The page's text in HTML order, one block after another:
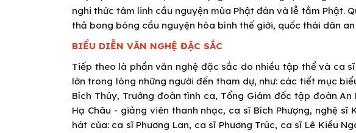
nghi thức tâm linh cầu nguyện mùa Phật đản và lễ tắm Phật.
thả bong bóng cầu nguyện hòa bình thế giới, quốc thái dân
BIỂU DIỄN VĂN NGHỆ ĐẶC SẮC
Tiếp theo là phần văn nghệ đặc sắc do nhiều tập thể và ca
lớn trong lòng những người đến tham dự, như: các tiết mục
Bích Thủy, Trưởng đoàn tình ca, Tổng Giám đốc tập đoàn
Hạ Châu - giảng viên thanh nhạc, ca sĩ Bích Phượng, nghệ sĩ
hát của: ca sĩ Phương Lan, ca sĩ Phương Trúc, ca sĩ Lê Kiều